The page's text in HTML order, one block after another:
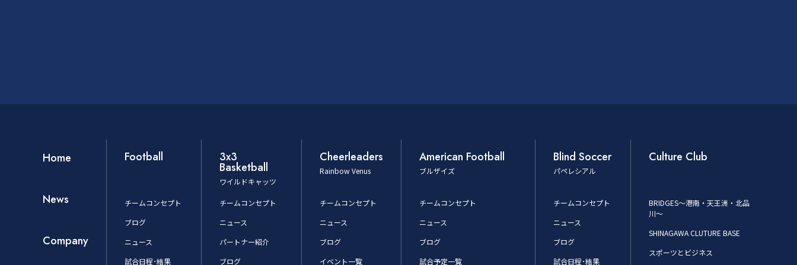
Home
News
Company
Football
チームコンセプト
ブログ
ニュース
試合日程･結果
3x3
Basketball
ワイルドキャッツ
チームコンセプト
ニュース
パートナー紹介
ブログ
Cheerleaders
Rainbow Venus
チームコンセプト
ニュース
ブログ
イベント一覧
American Football
ブルザイズ
チームコンセプト
ニュース
ブログ
試合予定一覧
Blind Soccer
パペレシアル
チームコンセプト
ニュース
ブログ
試合日程･結果
Culture Club
BRIDGES～港南・天王洲・北品
川～
SHINAGAWA CLUTURE BASE
スポーツとビジネス